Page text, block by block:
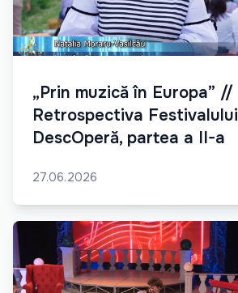
„Prin muzică în Europa” //
Retrospectiva Festivalului
DescOperă, partea a II-a
27.06.2026